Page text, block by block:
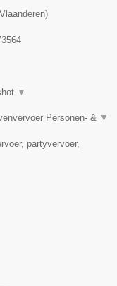
)
▼
Personen- & ▼
partyvervoer,